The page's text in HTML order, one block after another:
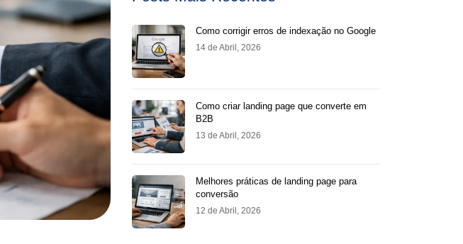
Como corrigir erros de indexação no Google
14 de Abril, 2026
Como criar landing page que converte em
B2B
13 de Abril, 2026
Melhores práticas de landing page para
conversão
12 de Abril, 2026